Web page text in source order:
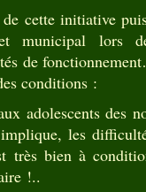
cette initiative
municipal lors
de
conditions :
adolescents des
les
très bien à
!..